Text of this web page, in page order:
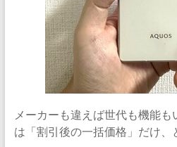
メーカーも違えば世代も機能
は「割引後の一括価格」だけ、